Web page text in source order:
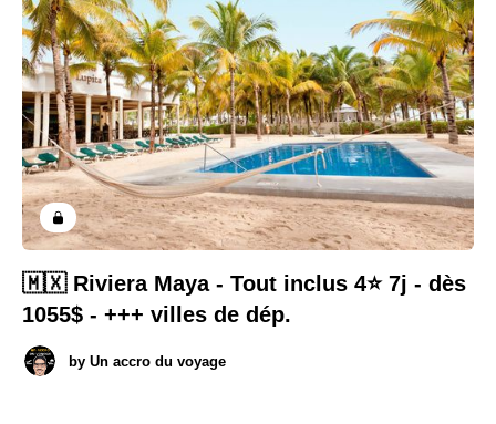
🇲🇽 Riviera Maya - Tout inclus 4⭐️ 7j - dès
1055$ - +++ villes de dép.
by Un accro du voyage